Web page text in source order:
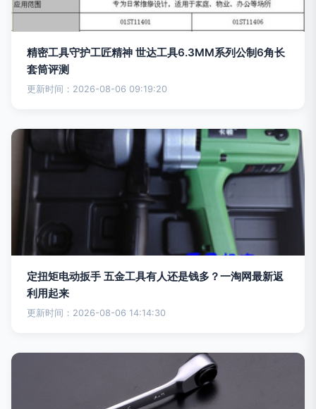
精密工具守护工匠精神 世达工具6.3MM系列公制6角长
套筒评测
更新时间：2026-08-06 09:19:20
定扭矩电动扳手 五金工具有人还是钱多？一淘网最新返
利用起来
更新时间：2026-08-06 14:14:30